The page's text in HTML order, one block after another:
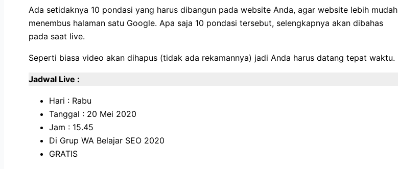
Ada setidaknya 10 pondasi yang harus dibangun pada website Anda, agar website lebih mudah
menembus halaman satu Google. Apa saja 10 pondasi tersebut, selengkapnya akan dibahas
pada saat live.
Seperti biasa video akan dihapus (tidak ada rekamannya) jadi Anda harus datang tepat waktu.
Jadwal Live :
Hari : Rabu
Tanggal : 20 Mei 2020
Jam : 15.45
Di Grup WA Belajar SEO 2020
GRATIS